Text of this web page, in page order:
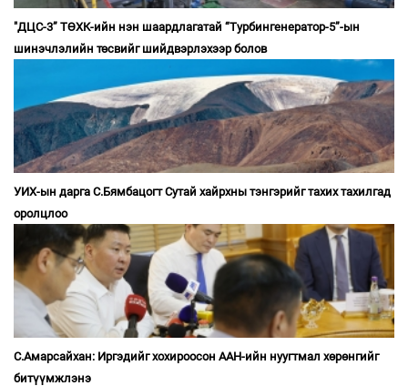
"ДЦС-3” ТӨХК-ийн нэн шаардлагатай “Турбингенератор-5”-ын
шинэчлэлийн төсвийг шийдвэрлэхээр болов
УИХ-ын дарга С.Бямбацогт Сутай хайрхны тэнгэрийг тахих тахилгад
оролцлоо
С.Амарсайхан: Иргэдийг хохироосон ААН-ийн нуугтмал хөрөнгийг
битүүмжлэнэ